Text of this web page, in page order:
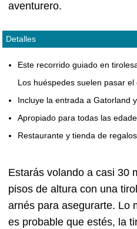
aventurero.
Detalles
Este recorrido guiado en
Los huéspedes suelen pasar
Incluye la entrada a Gatorland
Apropiado para todas las
Restaurante y tienda de
Estarás volando a casi 30
pisos de altura con una
arnés para asegurarte. Lo
es probable que estés, la